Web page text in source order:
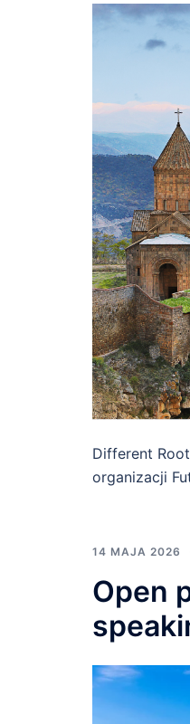
Different
organizacji
14 MAJA 2026
Open